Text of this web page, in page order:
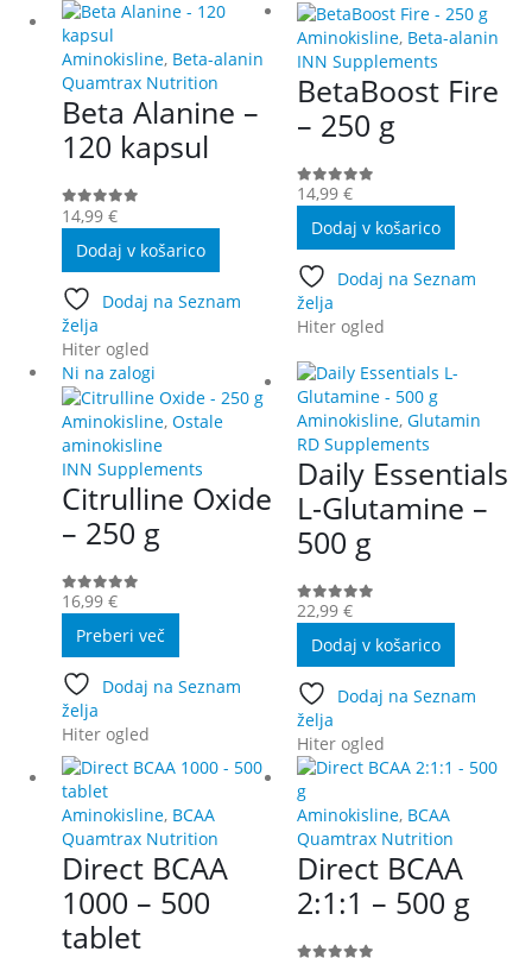
lahko
izberete
strani
izdelka
Aminokisline, Beta-alanin
Quamtrax Nutrition
Beta Alanine –
120 kapsul
0 out of 5
14,99 €
Dodaj v košarico
Dodaj na Seznam
želja
Hiter ogled
Aminokisline, Beta-alanin
INN Supplements
BetaBoost Fire
– 250 g
0 out of 5
14,99 €
Dodaj v košarico
Dodaj na Seznam
želja
Hiter ogled
Ni na zalogi
Aminokisline, Ostale
aminokisline
INN Supplements
Citrulline Oxide
– 250 g
0 out of 5
16,99 €
Preberi več
Dodaj na Seznam
želja
Hiter ogled
Aminokisline, Glutamin
RD Supplements
Daily Essentials
L-Glutamine –
500 g
0out of 5
22,99 €
Dodaj v košarico
Dodaj na Seznam
želja
Hiter ogled
Aminokisline, BCAA
Quamtrax Nutrition
Direct BCAA
1000 – 500
tablet
Aminokisline, BCAA
Quamtrax Nutrition
Direct BCAA
2:1:1 – 500 g